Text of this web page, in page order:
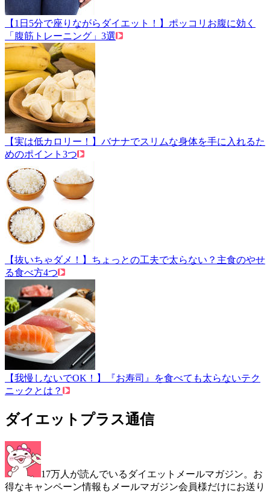
【1日5分で座りながらダイエット！】ポッコリお腹に効く
「腹筋トレーニング」3選
【実は低カロリー！】バナナでスリムな身体を手に入れるた
めのポイント3つ
【抜いちゃダメ！】ちょっとの工夫で太らない？主食のやせ
る食べ方4つ
【我慢しないでOK！】『お寿司』を食べても太らないテク
ニックとは？
ダイエットプラス通信
17万人が読んでいるダイエットメールマガジン。お
得なキャンペーン情報もメールマガジン会員様だけにお送り